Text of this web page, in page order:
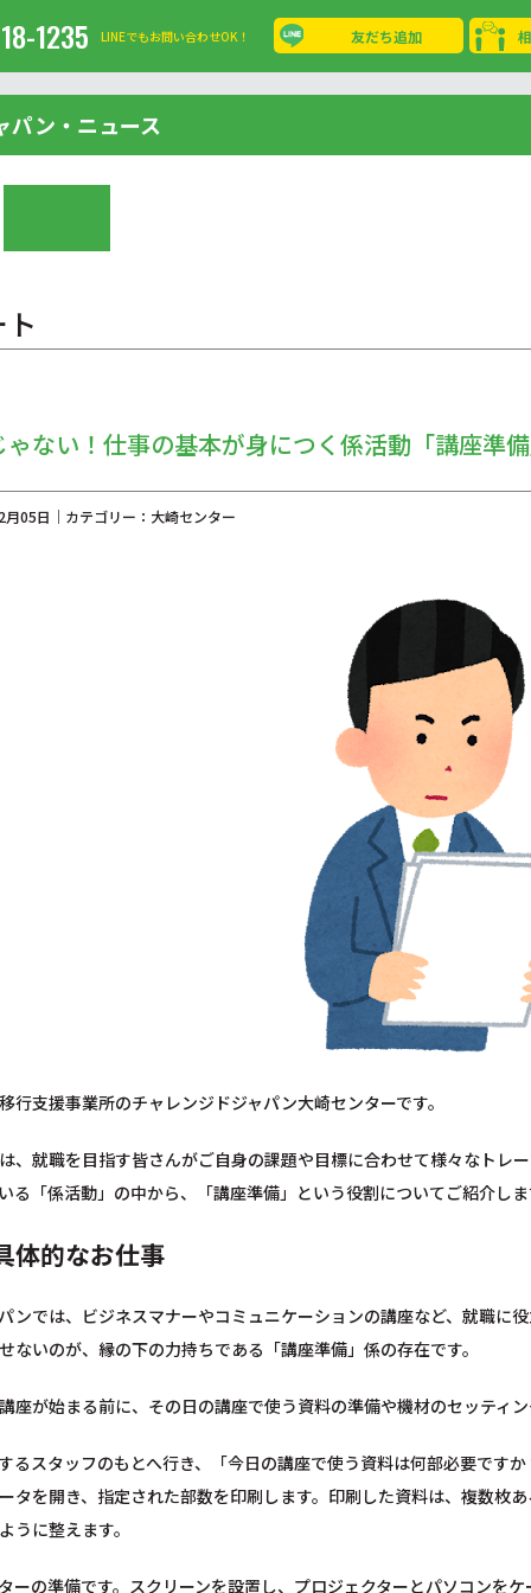
1235 LINEでもお問い合わせOK！ 友だち追加
パン・ニュース
ない！仕事の基本が身につく係活動「講座準
05日｜カテゴリー：大崎センター
行支援事業所のチャレンジドジャパン大崎センターです。
、就職を目指す皆さんがご自身の課題や目標に合わせて様々なトレ
る「係活動」の中から、「講座準備」という役割についてご紹介し
体的なお仕事
ンでは、ビジネスマナーやコミュニケーションの講座など、就職に
ないのが、縁の下の力持ちである「講座準備」係の存在です。
座が始まる前に、その日の講座で使う資料の準備や機材のセッティ
るスタッフのもとへ行き、「今日の講座で使う資料は何部必要です
タを開き、指定された部数を印刷します。印刷した資料は、複数枚
うに整えます。
ーの準備です。スクリーンを設置し、プロジェクターとパソコンを